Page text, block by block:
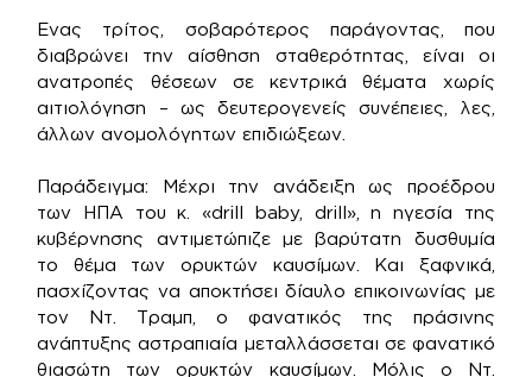
Ενας τρίτος, σοβαρότερος παράγοντας, που
διαβρώνει την αίσθηση σταθερότητας, είναι οι
ανατροπές θέσεων σε κεντρικά θέματα χωρίς
αιτιολόγηση – ως δευτερογενείς συνέπειες, λες,
άλλων ανομολόγητων επιδιώξεων.
Παράδειγμα: Μέχρι την ανάδειξη ως προέδρου
των ΗΠΑ του κ. «drill baby, drill», η ηγεσία της
κυβέρνησης αντιμετώπιζε με βαρύτατη δυσθυμία
το θέμα των ορυκτών καυσίμων. Και ξαφνικά,
πασχίζοντας να αποκτήσει δίαυλο επικοινωνίας με
τον Ντ. Τραμπ, ο φανατικός της πράσινης
ανάπτυξης αστραπιαία μεταλλάσσεται σε φανατικό
θιασώτη των ορυκτών καυσίμων. Μόλις ο Ντ.